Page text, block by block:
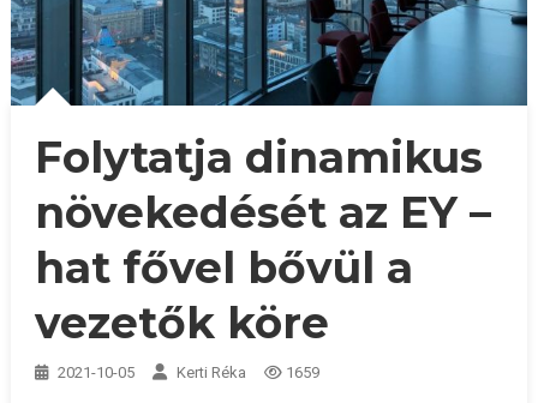
Folytatja dinamikus
növekedését az EY –
hat fővel bővül a
vezetők köre
2021-10-05 Kerti Réka 1659